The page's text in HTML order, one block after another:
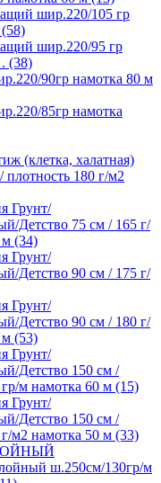
шир.220/105 гр
шир.220/95 гр
(38)
90гр намотка 80 м
85гр намотка
(клетка, халатная)
плотность 180 г/м2
Грунт/
Детство 75 см / 165 г/
(34)
Грунт/
Детство 90 см / 175 г/
Грунт/
Детство 90 см / 180 г/
(53)
Грунт/
Детство 150 см /
м намотка 60 м (15)
Грунт/
Детство 150 см /
м2 намотка 50 м (33)
ш.250см/130гр/м